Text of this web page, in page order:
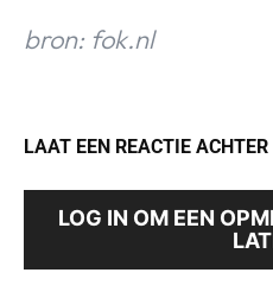
bron: fok.nl
LAAT EEN REACTIE ACHTER
LOG IN OM EEN